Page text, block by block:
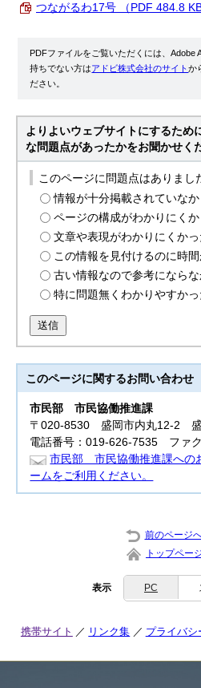
つながるわ17号 （PDF 484.8 KB
PDFファイルをご覧いただくには、Adobe
持ちでない方はアドビ株式会社のサイトか
ださい。
よりよいウェブサイトにするため
な問題点があったかをお聞かせく
このページに問題点はありまし
情報が十分掲載されていなか
ページの構成がわかりにくか
文章や表現がわかりにくかっ
この情報を見付けるのに時
古い情報なので参考になら
特に問題無くわかりやすかっ
送信
このページに関するお問い合わせ
市民部市民協働推進課
〒020-8530 盛岡市内丸12-2 盛
電話番号：019-626-7535 ファ
市民部 市民協働推進課への
ームをご利用ください。
前のページ
トップペー
表示 PC
携帯サイト リンク集 プライバシ